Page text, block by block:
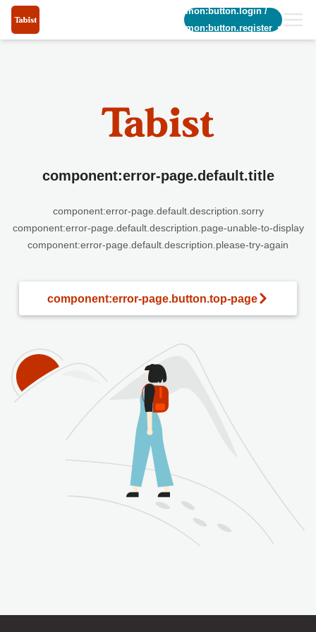
common:button.login/
common:button.register_short
component:error-page.default.title
component:error-page.default.description.sorry
component:error-page.default.description.page-unable-to-display
component:error-page.default.description.please-try-again
component:error-page.button.top-page